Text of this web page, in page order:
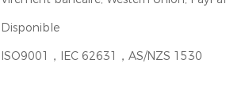
Disponible
ISO9001，IEC 62631，AS/NZS 1530